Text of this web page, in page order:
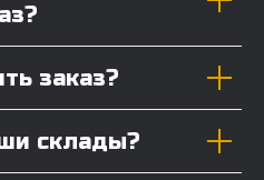
заказ?
склады?